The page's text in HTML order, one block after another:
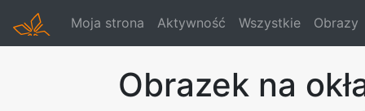
Moja strona Aktywność Wszystkie Obrazy
Obrazek na